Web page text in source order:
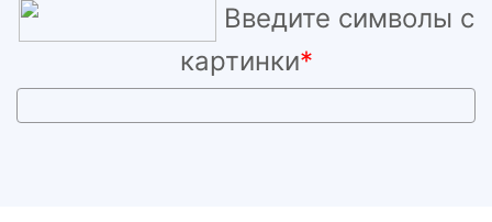
Введите символы с
картинки*